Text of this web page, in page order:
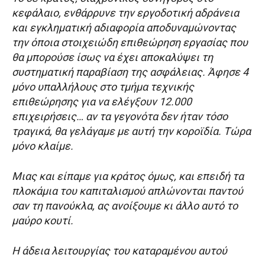
κεφάλαιο, ενθάρρυνε την εργοδοτική αδράνεια
και εγκληματική αδιαφορία αποδυναμώνοντας
την όποια στοιχειώδη επιθεώρηση εργασίας που
θα μπορούσε ίσως να έχει αποκαλύψει τη
συστηματική παραβίαση της ασφάλειας. Άφησε 4
μόνο υπαλλήλους στο τμήμα τεχνικής
επιθεώρησης για να ελέγξουν 12.000
επιχειρήσεις… αν τα γεγονότα δεν ήταν τόσο
τραγικά, θα γελάγαμε με αυτή την κοροϊδία. Τώρα
μόνο κλαίμε.
Μιας και είπαμε για κράτος όμως, και επειδή τα
πλοκάμια του καπιταλισμού απλώνονται παντού
σαν τη πανούκλα, ας ανοίξουμε κι άλλο αυτό το
μαύρο κουτί.
Η άδεια λειτουργίας του καταραμένου αυτού